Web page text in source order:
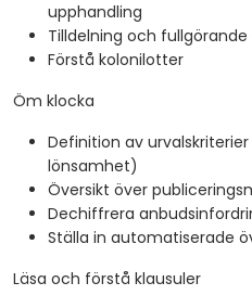
upphandling
Tilldelning och
Förstå kolonilotter
Öm klocka
Definition av
lönsamhet)
Översikt över
Dechiffrera
Ställa in automatiserade
Läsa och förstå klausuler